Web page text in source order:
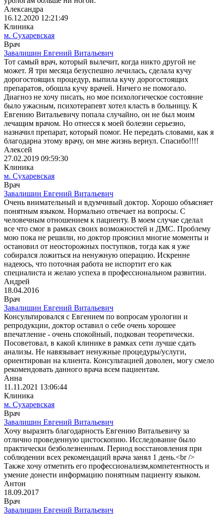
Александра
16.12.2020 12:21:49
Клиника
м. Сухаревская
Врач
Завалишин Евгений Витальевич
Тот самый врач, который вылечит, когда никто другой не
может. Я три месяца безуспешно лечилась, сделала кучу
дорогостоящих процедур, выпила кучу дорогостоящих
препаратов, обошла кучу врачей. Ничего не помогало.
Диагноз не хочу писать, но мое психологическое состояние
было ужасным, психотерапевт хотел класть в больницу. К
Евгению Витальевичу попала случайно, он не был моим
лечащим врачом. Но отнесся к моей болезни серьезно,
назначил препарат, который помог. Не передать словами, как я
благодарна этому врачу, он мне жизнь вернул. Спасибо!!!!
Алексей
27.02.2019 09:59:30
Клиника
м. Сухаревская
Врач
Завалишин Евгений Витальевич
Очень внимательный и вдумчивый доктор. Хорошо объясняет
понятным языком. Нормально отвечает на вопросы. С
человечным отношением к пациенту. В моем случае сделал
все что смог в рамках своих возможностей и ДМС. Проблему
мою пока не решили, но доктор прояснил многие моменты и
остановил от неосторожных поступков, тогда как я уже
собирался ложиться на ненужную операцию. Искренне
надеюсь, что поточная работа не испортит его как
специалиста и желаю успеха в профессиональном развитии.
Андрей
18.04.2016
Врач
Завалишин Евгений Витальевич
Консультировался с Евгением по вопросам урологии и
репродукции, доктор оставил о себе очень хорошее
впечатление - очень спокойный, подкован теоретически.
Посоветовал, в какой клинике в рамках сети лучше сдать
анализы. Не навязывает ненужные процедуры/услуги,
ориентирован на клиента. Консультацией доволен, могу смело
рекомендовать данного врача всем пациентам.
Анна
11.11.2021 13:06:44
Клиника
м. Сухаревская
Врач
Завалишин Евгений Витальевич
Хочу выразить благодарность Евгению Витальевичу за
отлично проведенную цистоскопию. Исследование было
практически безболезненным. Период восстановления при
соблюдении всех рекомендаций врача занял 1 день.<br />
Также хочу отметить его профессионализм,компетентность и
умение донести информацию понятным пациенту языком.
Антон
18.09.2017
Врач
Завалишин Евгений Витальевич